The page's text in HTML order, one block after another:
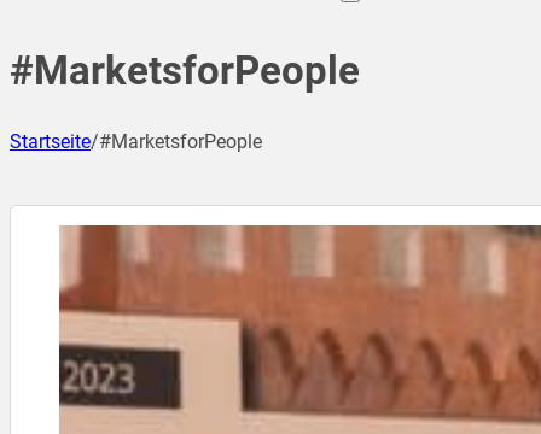
#MarketsforPeople
Startseite/#MarketsforPeople